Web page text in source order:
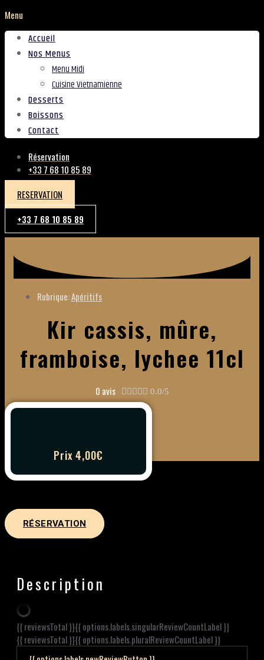
Menu
Accueil
Nos Menus
Menu Midi
Cuisine Vietnamienne
Desserts
Boissons
Contact
Réservation
+33 7 68 10 85 89
RESERVATION
+33 7 68 10 85 89
Rubrique:Apéritifs
Kir cassis, mûre,
framboise, lychee 11cl
0 avis      0.0/5
Prix 4,00€
RÉSERVATION
Description
{{ reviewsTotal }}{{ options.labels.singularReviewCountLabel }}
{{ reviewsTotal }}{{ options.labels.pluralReviewCountLabel }}